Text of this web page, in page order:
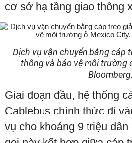
cơ sở hạ tầng giao thông
Dịch vụ vận chuyển bằng cáp
thông và bảo vệ môi trường
Bloomberg.
Giai đoạn đầu, hệ thống
Cablebus chính thức đi
vụ cho khoảng 9 triệu dân